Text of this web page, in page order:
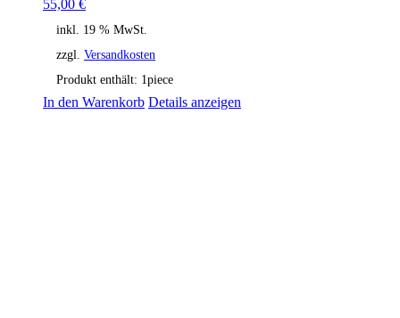
55,00 €
inkl. 19 % MwSt.
zzgl. Versandkosten
Produkt enthält: 1piece
In den Warenkorb Details anzeigen